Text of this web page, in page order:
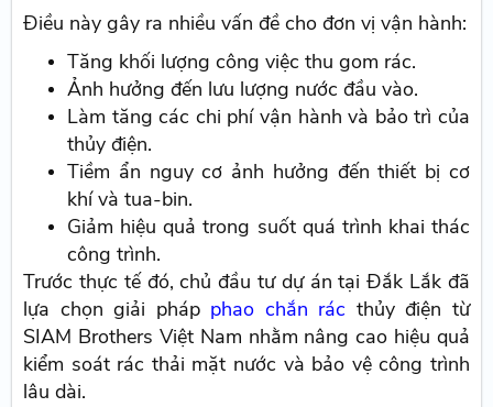
Điều này gây ra nhiều vấn đề cho đơn vị vận hành:
Tăng khối lượng công việc thu gom rác.
Ảnh hưởng đến lưu lượng nước đầu vào.
Làm tăng các chi phí vận hành và bảo trì của
thủy điện.
Tiềm ẩn nguy cơ ảnh hưởng đến thiết bị cơ
khí và tua-bin.
Giảm hiệu quả trong suốt quá trình khai thác
công trình.
Trước thực tế đó, chủ đầu tư dự án tại Đắk Lắk đã
lựa chọn giải pháp phao chắn rác thủy điện từ
SIAM Brothers Việt Nam nhằm nâng cao hiệu quả
kiểm soát rác thải mặt nước và bảo vệ công trình
lâu dài.